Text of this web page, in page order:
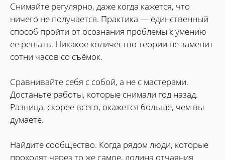
Снимайте регулярно, даже когда кажется, что
ничего не получается. Практика — единственный
способ пройти от осознания проблемы к умению
её решать. Никакое количество теории не заменит
сотни часов со съёмок.
Сравнивайте себя с собой, а не с мастерами.
Достаньте работы, которые снимали год назад.
Разница, скорее всего, окажется больше, чем вы
думаете.
Найдите сообщество. Когда рядом люди, которые
проходят через то же самое, долина отчаяния